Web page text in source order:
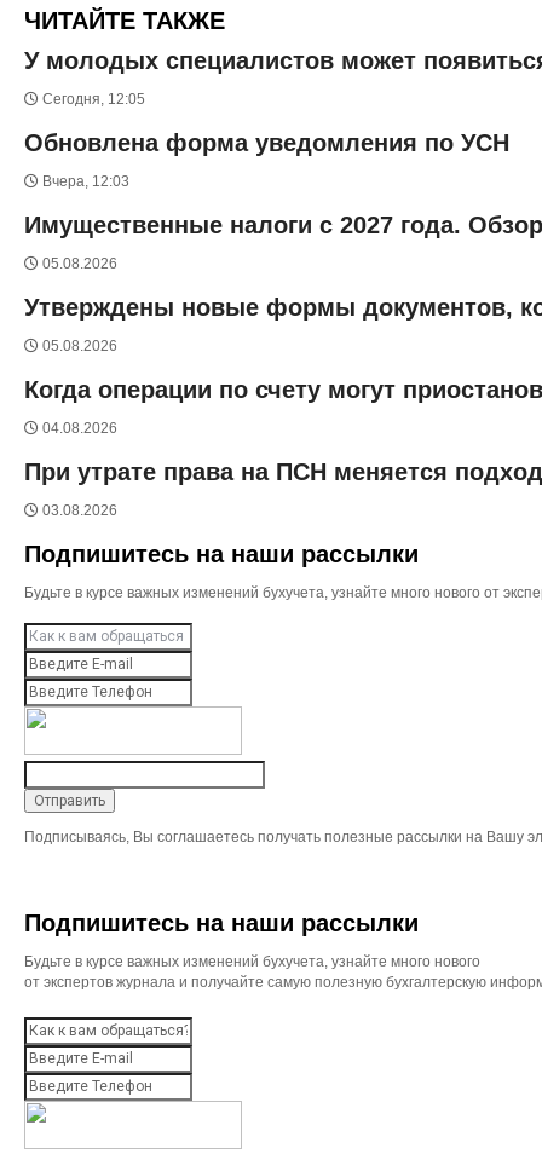
ЧИТАЙТЕ ТАКЖЕ
У молодых специалистов может
Сегодня, 12:05
Обновлена форма уведомления по УСН
Вчера, 12:03
Имущественные налоги с 2027 года.
05.08.2026
Утверждены новые формы документов,
05.08.2026
Когда операции по счету могут
04.08.2026
При утрате права на ПСН меняется
03.08.2026
Подпишитесь на наши рассылки
Будьте в курсе важных изменений бухучета, узнайте много нового от
Подписываясь, Вы соглашаетесь получать полезные рассылки на Вашу
Подпишитесь на наши рассылки
Будьте в курсе важных изменений бухучета, узнайте много нового
от экспертов журнала и получайте самую полезную бухгалтерскую